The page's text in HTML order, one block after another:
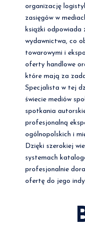
organizację
zasięgów w
książki odpowiada
wydawnictwa, co
towarowymi i
oferty handlowe
które mają za
Specjalista w tej
świecie mediów
spotkania
profesjonalną
ogólnopolskich i
Dzięki szerokiej
systemach
profesjonalnie
ofertę do jego